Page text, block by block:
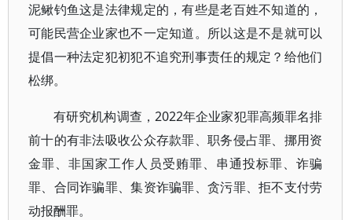
泥鳅钓鱼这是法律规定的，有些是老百姓不知道的，
可能民营企业家也不一定知道。所以这是不是就可以
提倡一种法定犯初犯不追究刑事责任的规定？给他们
松绑。
有研究机构调查，2022年企业家犯罪高频罪名排
前十的有非法吸收公众存款罪、职务侵占罪、挪用资
金罪、非国家工作人员受贿罪、串通投标罪、诈骗
罪、合同诈骗罪、集资诈骗罪、贪污罪、拒不支付劳
动报酬罪。